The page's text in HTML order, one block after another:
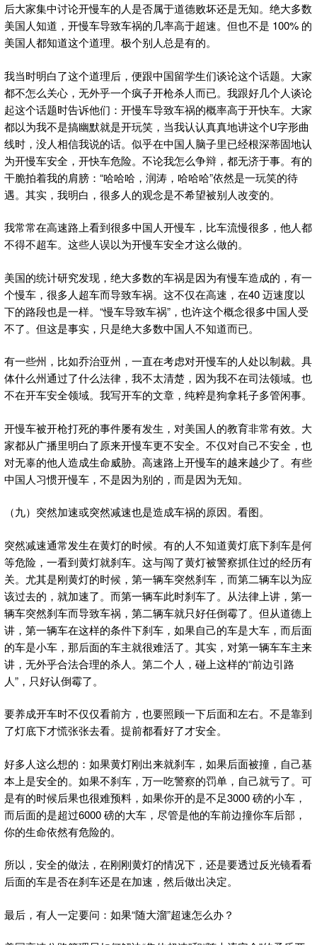
后大家集中讨论开慢车的人是否属于道德败坏还是无知。绝大多数
美国人知道，开慢车导致车祸的几率高于超速。但也不是 100% 的
美国人都知道这个道理。极个别人总是有的。
我当时明白了这个道理后，便跟中国留学生们谈论这个话题。大家
都不怎么关心，无外乎一个疯子开枪杀人而已。我跟好几个人谈论
起这个话题时告诉他们：开慢车导致车祸的概率高于开快车。大家
都以为我不是搞幽默就是开玩笑，当我认认真真地讲这个U字形曲
线时，没人相信我说的话。似乎在中国人脑子里已经根深蒂固地认
为开慢车安全，开快车危险。不论我怎么争辩，都无济于事。有的
干脆拍着我的肩膀：“哈哈哈，润涛，哈哈哈”依然是一玩笑的待
遇。其实，我明白，很多人的观念是不希望被别人改变的。
我常常在高速路上看到很多中国人开慢车，比车流慢很多，他人都
不得不超车。这些人误以为开慢车安全才这么做的。
美国的统计研究发现，绝大多数的车祸是因为有慢车造成的，有一
个慢车，很多人超车而导致车祸。这不仅在高速，在40 迈速度以
下的路段也是一样。“慢车导致车祸”，也许这个概念很多中国人受
不了。但这是事实，只是绝大多数中国人不知道而已。
有一些州，比如乔治亚州，一直在考虑对开慢车的人处以制裁。具
体什么州通过了什么法律，我不太清楚，因为我不在司法领域。也
不在开车安全领域。我写开车的文章，纯粹是狗拿耗子多管闲事。
开慢车被开枪打死的事件屡有发生，对美国人的教育非常有效。大
家都从广播里明白了原来开慢车更不安全。不仅对自己不安全，也
对无辜的他人造成生命威胁。高速路上开慢车的越来越少了。有些
中国人习惯开慢车，不是因为别的，而是因为无知。
（九）突然加速或突然减速也是造成车祸的原因。看图。
突然减速通常发生在黄灯的时候。有的人不知道黄灯底下刹车是何
等危险，一看到黄灯就刹车。这与闯了黄灯被警察抓住过的经历有
关。尤其是刚黄灯的时候，第一辆车突然刹车，而第二辆车以为应
该过去的，就加速了。而第一辆车此时刹车了。从法律上讲，第一
辆车突然刹车而导致车祸，第二辆车就只好任倒霉了。但从道德上
讲，第一辆车在这样的条件下刹车，如果自己的车是大车，而后面
的车是小车，那后面的车主就很难活了。其实，对第一辆车车主来
讲，无外乎合法合理的杀人。第二个人，碰上这样的“前边引路
人”，只好认倒霉了。
要养成开车时不仅仅看前方，也要照顾一下后面和左右。不是靠到
了灯底下才慌张张去看。提前都看好了才安全。
好多人这么想的：如果黄灯刚出来就刹车，如果后面被撞，自己基
本上是安全的。如果不刹车，万一吃警察的罚单，自己就亏了。可
是有的时候后果也很难预料，如果你开的是不足3000 磅的小车，
而后面的是超过6000 磅的大车，尽管是他的车前边撞你车后部，
你的生命依然有危险的。
所以，安全的做法，在刚刚黄灯的情况下，还是要透过反光镜看看
后面的车是否在刹车还是在加速，然后做出决定。
最后，有人一定要问：如果“随大溜”超速怎么办？